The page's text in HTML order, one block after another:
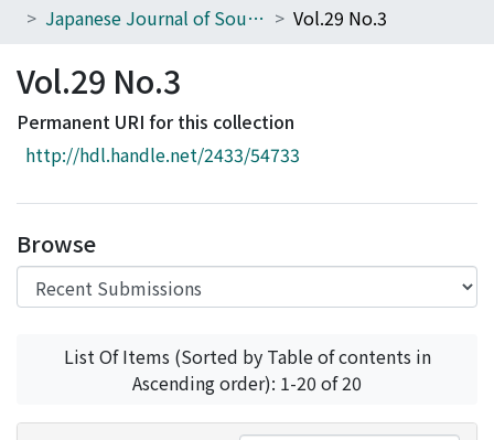
Communities
Download Ranking
Access Statistics
Japanese Journal of Southeast Asian Studies
Vol.29 No.3
Vol.29 No.3
Permanent URI for this collection
http://hdl.handle.net/2433/54733
Browse
List Of Items (Sorted by Table of contents in
Ascending order): 1-20 of 20